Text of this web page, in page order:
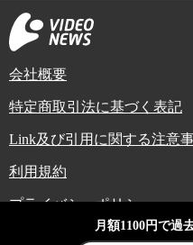
会社概要
特定商取引法に基づく表記
Link及び引用に関する注意
利用規約
プライバシーポリシー
Copyright (C) Video News Network. All
月額1100円で過